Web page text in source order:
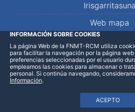
Irisgarritasuna
Web mapa
LinkedInFacebookWhatsApp
INFORMACIÓN SOBRE COOKIES
La página Web de la FNMT-RCM utiliza
para facilitar la navegación por la página
preferencias seleccionadas por el usuario
empleamos las cookies para almacenar o
personal. Si continúa navegando,
ACEPTO
Información.